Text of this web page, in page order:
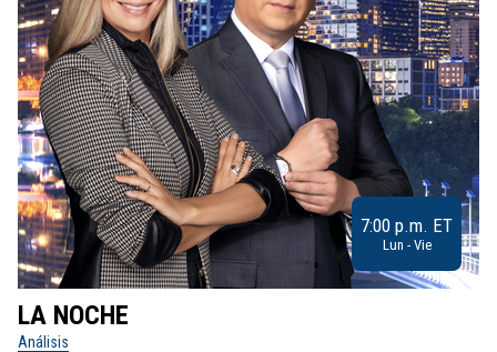
7:00 p.m. ET
Lun - Vie
LA NOCHE
Análisis